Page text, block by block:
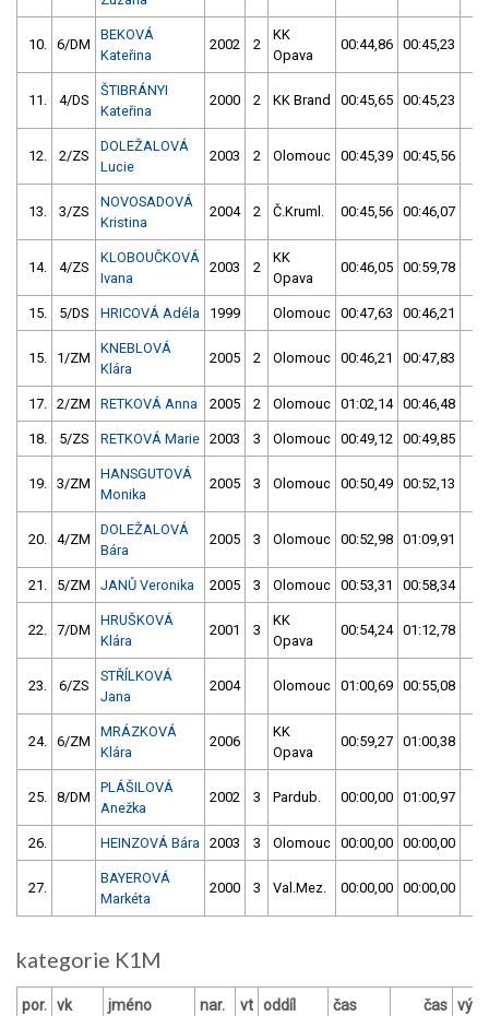
10. 6/DM
BEKOVÁ
Kateřina
2002 2
KK
Opava
00:44,86 00:45,23
11. 4/DS
ŠTIBRÁNYI
Kateřina
2000 2 KK Brand 00:45,65 00:45,23
12. 2/ZS
DOLEŽALOVÁ
Lucie
2003 2 Olomouc 00:45,39 00:45,56
13. 3/ZS
NOVOSADOVÁ
Kristina
2004 2 Č.Kruml. 00:45,56 00:46,07
14. 4/ZS
KLOBOUČKOVÁ
Ivana
2003 2
KK
Opava
00:46,05 00:59,78
15. 5/DS HRICOVÁ Adéla 1999 Olomouc 00:47,63 00:46,21
15. 1/ZM
KNEBLOVÁ
Klára
2005 2 Olomouc 00:46,21 00:47,83
17. 2/ZM RETKOVÁ Anna 2005 2 Olomouc 01:02,14 00:46,48
18. 5/ZS RETKOVÁ Marie 2003 3 Olomouc 00:49,12 00:49,85
19. 3/ZM
HANSGUTOVÁ
Monika
2005 3 Olomouc 00:50,49 00:52,13
20. 4/ZM
DOLEŽALOVÁ
Bára
2005 3 Olomouc 00:52,98 01:09,91
21. 5/ZM JANŮ Veronika 2005 3 Olomouc 00:53,31 00:58,34
22. 7/DM
HRUŠKOVÁ
Klára
2001 3
KK
Opava
00:54,24 01:12,78
23. 6/ZS
STŘÍLKOVÁ
Jana
2004 Olomouc 01:00,69 00:55,08
24. 6/ZM
MRÁZKOVÁ
Klára
2006
KK
Opava
00:59,27 01:00,38
25. 8/DM
PLÁŠILOVÁ
Anežka
2002 3 Pardub. 00:00,00 01:00,97
26. HEINZOVÁ Bára 2003 3 Olomouc 00:00,00 00:00,00
27.
BAYEROVÁ
Markéta
2000 3 Val.Mez. 00:00,00 00:00,00
kategorie K1M
por. vk jméno nar. vt oddíl čas čas